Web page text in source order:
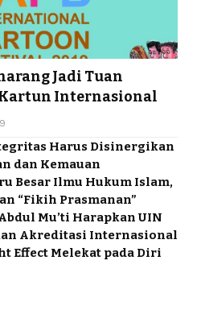
Jadi Tuan
Internasional
Harus Disinergikan
dan Kemauan
Besar Ilmu Hukum Islam,
“Fikih Prasmanan”
Mu’ti Harapkan UIN
Akreditasi Internasional
Effect Melekat pada Diri